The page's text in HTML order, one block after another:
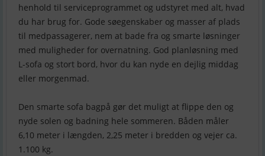
henhold til serviceprogrammet og udstyret med alt, hvad
du har brug for. Gode søegenskaber og masser af plads
til medpassagerer, nem at bade fra og smarte løsninger
med muligheder for overnatning. God planløsning med
L-sofa og stort bord, hvor du kan nyde en dejlig middag
eller morgenmad.
Den smarte sofa bagpå gør det muligt at flippe den og
nyde solen og badning hele sommeren. Båden måler
6,10 meter i længden, 2,25 meter i bredden og vejer ca.
1.100 kg.